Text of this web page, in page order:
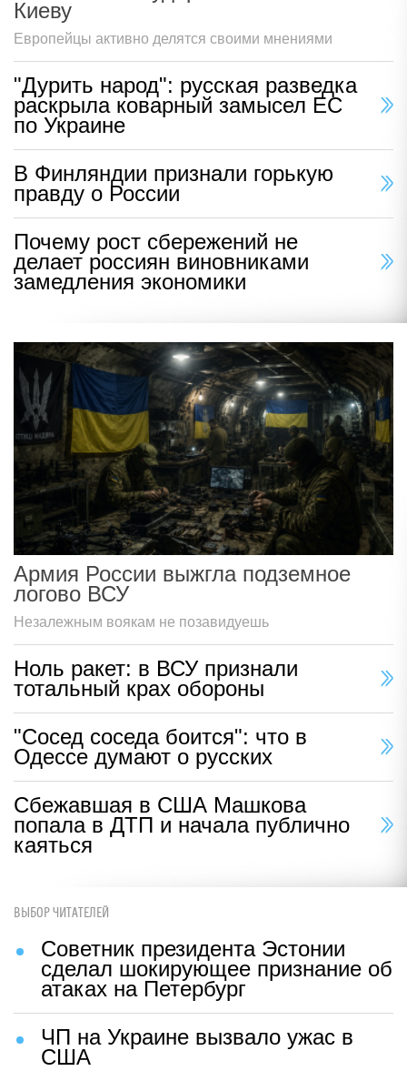
Киеву
Европейцы активно делятся своими мнениями
"Дурить народ": русская разведка
раскрыла коварный замысел ЕС
по Украине
В Финляндии признали горькую
правду о России
Почему рост сбережений не
делает россиян виновниками
замедления экономики
Армия России выжгла подземное
логово ВСУ
Незалежным воякам не позавидуешь
Ноль ракет: в ВСУ признали
тотальный крах обороны
"Сосед соседа боится": что в
Одессе думают о русских
Сбежавшая в США Машкова
попала в ДТП и начала публично
каяться
ВЫБОР ЧИТАТЕЛЕЙ
Советник президента Эстонии
сделал шокирующее признание об
атаках на Петербург
ЧП на Украине вызвало ужас в
США